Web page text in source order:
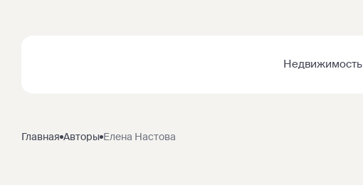
Недвижимость
Главная Авторы Елена Настова